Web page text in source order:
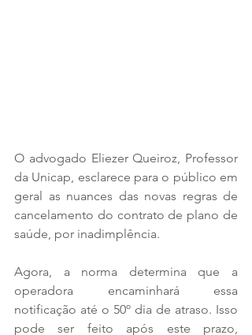
O advogado Eliezer Queiroz, Professor
da Unicap, esclarece para o público em
geral as nuances das novas regras de
cancelamento do contrato de plano de
saúde, por inadimplência.
Agora, a norma determina que a
operadora encaminhará essa
notificação até o 50º dia de atraso. Isso
pode ser feito após este prazo,